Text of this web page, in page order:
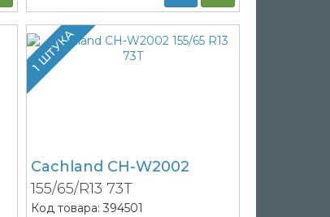
1 ШТУКА
Cachland CH-W2002
155/65/R13 73T
Код товара: 394501